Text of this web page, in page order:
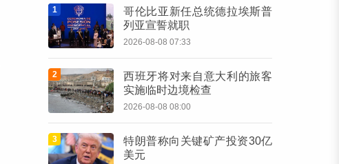
1
哥伦比亚新任总统德拉埃斯普
列亚宣誓就职
2026-08-08 07:33
2
西班牙将对来自意大利的旅客
实施临时边境检查
2026-08-08 08:00
3
特朗普称向关键矿产投资30亿
美元